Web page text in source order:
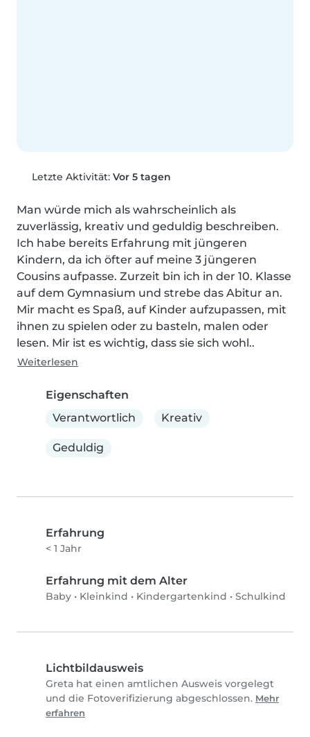
Letzte Aktivität: Vor 5 tagen
Man würde mich als wahrscheinlich als
zuverlässig, kreativ und geduldig beschreiben.
Ich habe bereits Erfahrung mit jüngeren
Kindern, da ich öfter auf meine 3 jüngeren
Cousins aufpasse. Zurzeit bin ich in der 10. Klasse
auf dem Gymnasium und strebe das Abitur an.
Mir macht es Spaß, auf Kinder aufzupassen, mit
ihnen zu spielen oder zu basteln, malen oder
lesen. Mir ist es wichtig, dass sie sich wohl..
Weiterlesen
Eigenschaften
Verantwortlich
Kreativ
Geduldig
Erfahrung
< 1 Jahr
Erfahrung mit dem Alter
Baby • Kleinkind • Kindergartenkind • Schulkind
Lichtbildausweis
Greta hat einen amtlichen Ausweis vorgelegt
und die Fotoverifizierung abgeschlossen. Mehr
erfahren